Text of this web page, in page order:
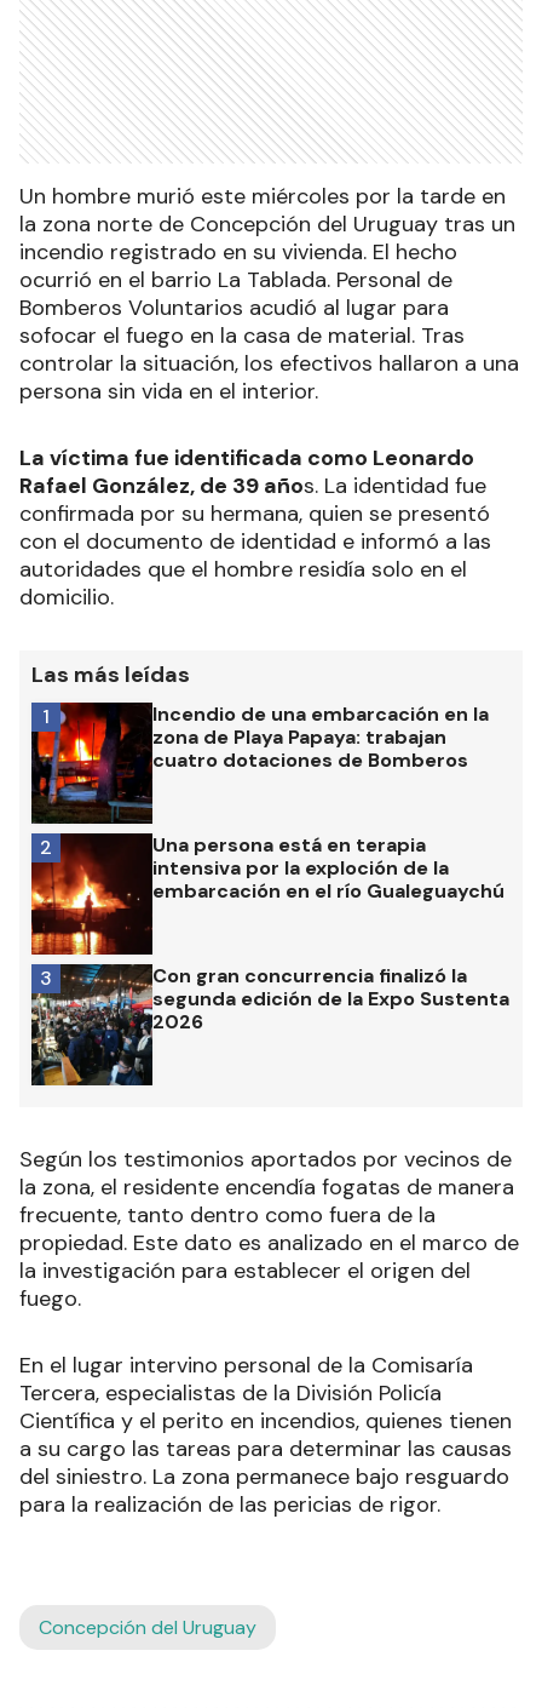
Un hombre murió este miércoles por la tarde en
la zona norte de Concepción del Uruguay tras un
incendio registrado en su vivienda. El hecho
ocurrió en el barrio La Tablada. Personal de
Bomberos Voluntarios acudió al lugar para
sofocar el fuego en la casa de material. Tras
controlar la situación, los efectivos hallaron a una
persona sin vida en el interior.
La víctima fue identificada como Leonardo
Rafael González, de 39 años. La identidad fue
confirmada por su hermana, quien se presentó
con el documento de identidad e informó a las
autoridades que el hombre residía solo en el
domicilio.
Las más leídas
Incendio de una embarcación en la
zona de Playa Papaya: trabajan
cuatro dotaciones de Bomberos
1
Una persona está en terapia
intensiva por la exploción de la
embarcación en el río Gualeguaychú
2
Con gran concurrencia finalizó la
segunda edición de la Expo Sustenta
2026
3
Según los testimonios aportados por vecinos de
la zona, el residente encendía fogatas de manera
frecuente, tanto dentro como fuera de la
propiedad. Este dato es analizado en el marco de
la investigación para establecer el origen del
fuego.
En el lugar intervino personal de la Comisaría
Tercera, especialistas de la División Policía
Científica y el perito en incendios, quienes tienen
a su cargo las tareas para determinar las causas
del siniestro. La zona permanece bajo resguardo
para la realización de las pericias de rigor.
Concepción del Uruguay